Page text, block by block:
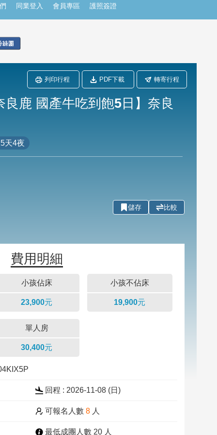
同業登入 會員專區 護照簽證
列印行程 PDF下載 轉寄行程
鹿 國產牛吃到飽5日】奈良
天4夜
儲存 比較
費用明細
小孩佔床 小孩不佔床
23,900元 19,900元
單人房
30,400元
回程 : 2026-11-08 (日 )
可報名人數 8人
最低成團人數 20 人